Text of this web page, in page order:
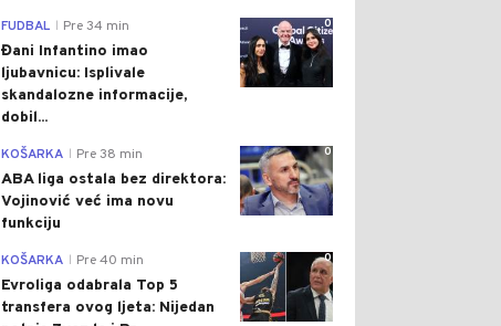
0
FUDBAL Pre 34 min
Đani Infantino imao
ljubavnicu: Isplivale
skandalozne informacije,
dobil...
0
KOŠARKA Pre 38 min
ABA liga ostala bez direktora:
Vojinović već ima novu
funkciju
0
KOŠARKA Pre 40 min
Evroliga odabrala Top 5
transfera ovog ljeta: Nijedan